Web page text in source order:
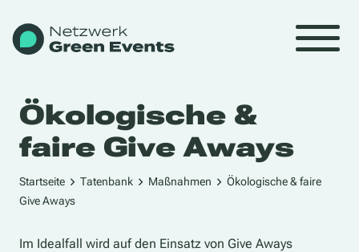
Ökologische &
faire Give Aways
Startseite Tatenbank Maßnahmen
Ökologische & faire
Give Aways
Im Idealfall wird auf den Einsatz von Give Aways